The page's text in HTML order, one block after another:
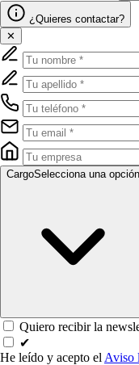
¿Quieres contactar?
✕
CargoSelecciona una opción
Quiero recibir la
✔
He leído y acepto el Aviso